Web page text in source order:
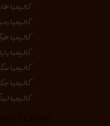
کالیمبا
کالیمبا
کالیمبا
کالیمبا
کالیمبا
کالیمبا
کالیمبا